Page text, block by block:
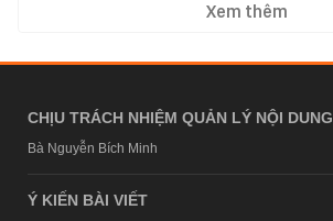
Xem thêm
CHỊU TRÁCH NHIỆM QUẢN LÝ NỘI DUNG
Bà Nguyễn Bích Minh
Ý KIẾN BÀI VIẾT